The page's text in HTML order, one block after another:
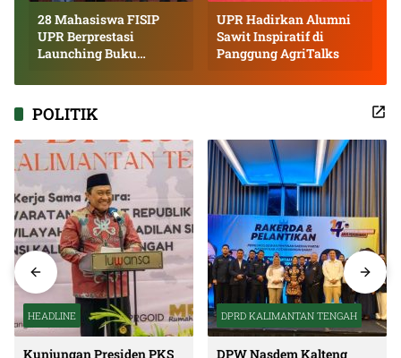
28 Mahasiswa FISIP
UPR Berprestasi
Launching Buku
UPR Hadirkan Alumni
Sawit Inspiratif di
Panggung AgriTalks
POLITIK
HEADLINE
Kunjungan Presiden PKS
DPRD KALIMANTAN TENGAH
DPW Nasdem Kalteng